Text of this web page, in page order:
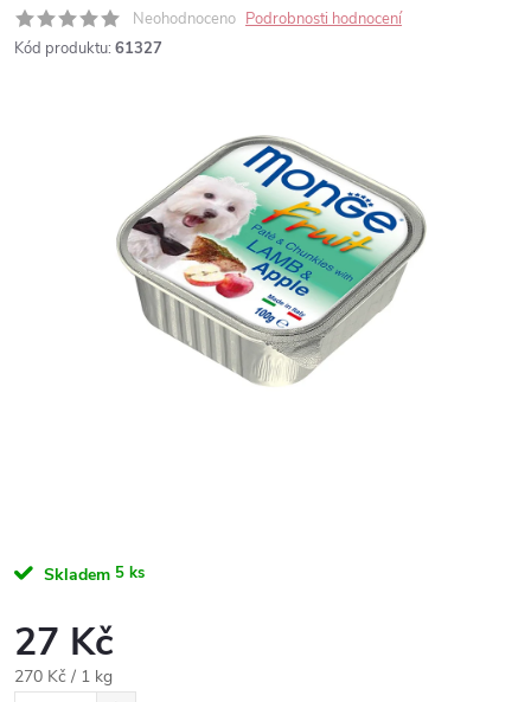
Neohodnoceno Podrobnosti hodnocení
Kód produktu: 61327
Skladem 5 ks
27 Kč
Měrná
270 Kč / 1 kg